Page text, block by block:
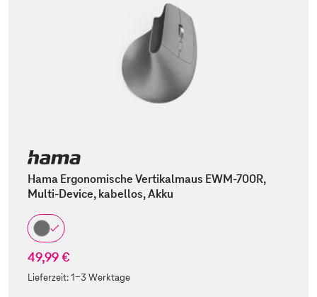
Hama Ergonomische Vertikalmaus EWM-700R,
Multi-Device, kabellos, Akku
49,99 €
Lieferzeit:1-3 Werktage